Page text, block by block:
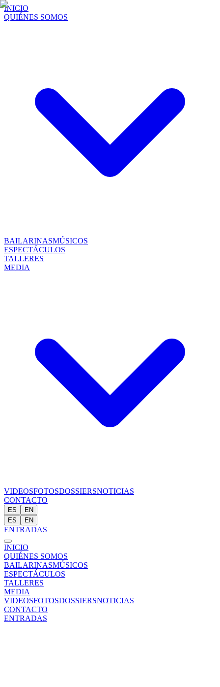
INICIO
QUIÉNES SOMOS
BAILARINASMÚSICOS
ESPECTÁCULOS
TALLERES
MEDIA
VIDEOSFOTOSDOSSIERSNOTICIAS
CONTACTO
ES
EN
ES
EN
ENTRADAS
INICIO
QUIÉNES SOMOS
BAILARINASMÚSICOS
ESPECTÁCULOS
TALLERES
MEDIA
VIDEOSFOTOSDOSSIERSNOTICIAS
CONTACTO
ENTRADAS